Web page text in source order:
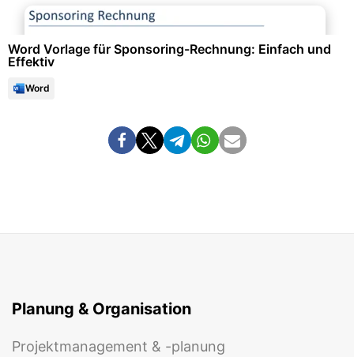
Word Vorlage für Sponsoring-Rechnung: Einfach und
Effektiv
Word
Planung & Organisation
Projektmanagement & -planung